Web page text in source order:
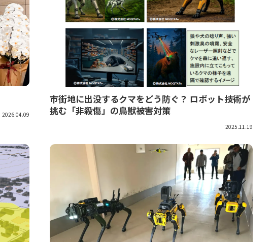
2026.04.09
市街地に出没するクマをどう防ぐ？ ロボット技術が
挑む「非殺傷」の鳥獣被害対策
2025.11.19